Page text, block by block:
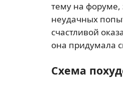
тему на форуме,
неудачных
счастливой
она придумала
Схема